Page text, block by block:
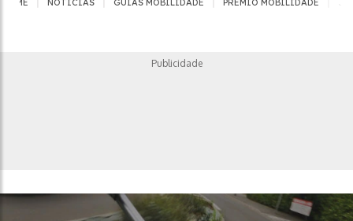
HOME NOTÍCIAS GUIAS MOBILIDADE PRÊMIO MOBILIDADE
Publicidade